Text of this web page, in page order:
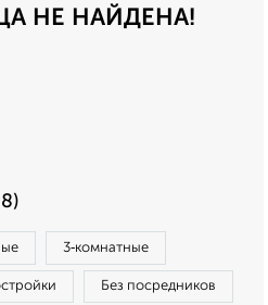
НЕ НАЙДЕНА!
3‑комнатные
Без посредников